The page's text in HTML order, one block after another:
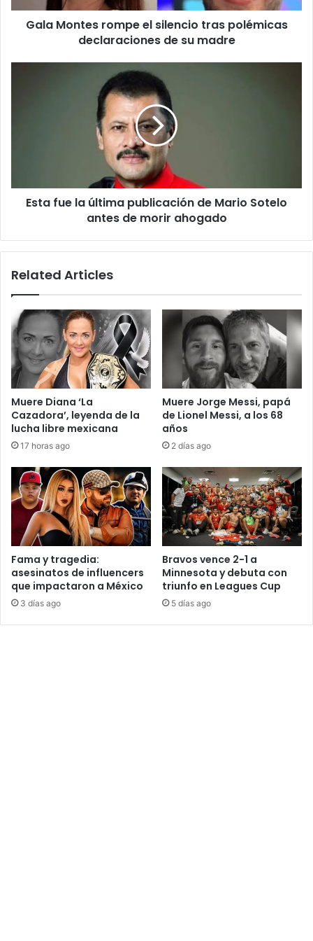
de
Gala Montes rompe el silencio tras polémicas
declaraciones de su madre
antes
Esta fue la última publicación de Mario Sotelo
antes de morir ahogado
Related Articles
Muere Diana ‘La
Cazadora’, leyenda de la
lucha libre mexicana
17 horas ago
Muere Jorge Messi, papá
de Lionel Messi, a los 68
años
2 días ago
Fama y tragedia:
asesinatos de influencers
que impactaron a México
3 días ago
Bravos vence 2-1 a
Minnesota y debuta con
triunfo en Leagues Cup
5 días ago